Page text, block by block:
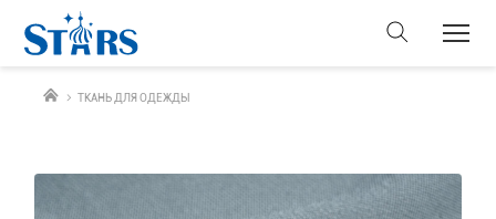
ТКАНЬ ДЛЯ ОДЕЖДЫ